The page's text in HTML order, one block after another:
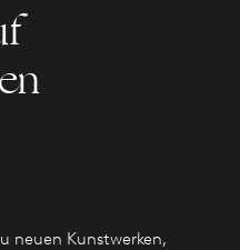
neuen Kunstwerken,